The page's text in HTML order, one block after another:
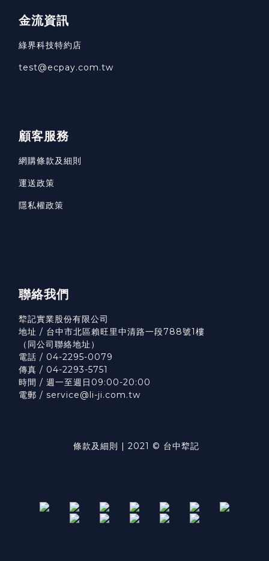
金流資訊
綠界科技特約店
test@ecpay.com.tw
顧客服務
網購條款及細則
運送政策
隱私權政策
聯絡我們
犂記實業股份有限公司
地址 / 台中市北區賴旺里中清路一段788號1樓
（ 同公司聯絡地址）
電話 / 04-2295-0079
傳真 / 04-2293-5751
時間 / 週一至週日09:00-20:00
電郵 / service@li-ji.com.tw
條款及細則 | 2021 © 台中犂記